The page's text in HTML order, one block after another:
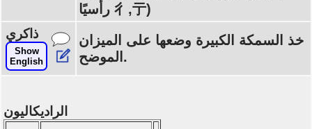
رأسيًا 彳,亍)
ذاكري
Show
English
خذ السمكة الكبيرة وضعها على الميزان
الموضح.
الراديكاليون